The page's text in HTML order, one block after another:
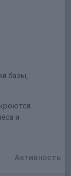
базы,
и
Активность